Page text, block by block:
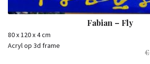
Fabian – Fly
80 x 120 x 4 cm
Acryl op 3d frame
€